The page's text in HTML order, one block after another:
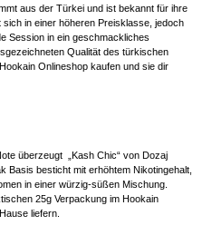
aus der Türkei und ist bekannt für ihre
in einer höheren Preisklasse, jedoch
Session in ein geschmackliches
Qualität des türkischen
Onlineshop kaufen und sie dir
überzeugt „Kash Chic“ von Dozaj
Basis besticht mit erhöhtem Nikotingehalt,
in einer würzig-süßen Mischung.
25g Verpackung im Hookain
liefern.